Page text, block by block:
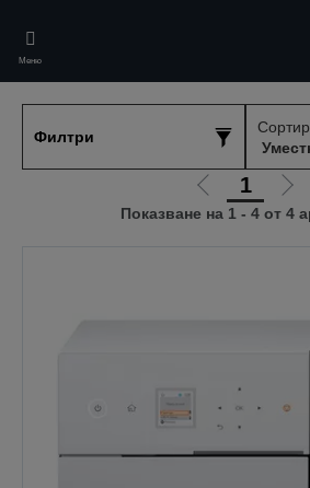
main
content
Меню
Филтри
Отиди
на
1
на
Показване на 1 - 4 от 4